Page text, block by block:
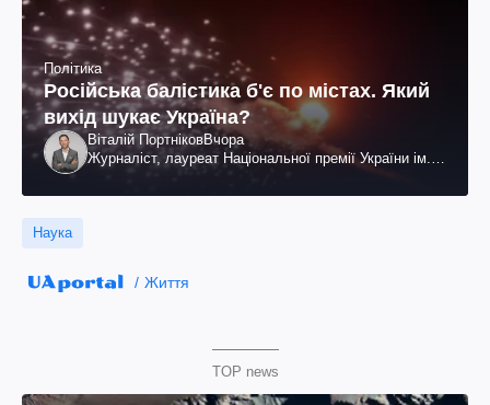
Політика
Російська балістика б'є по містах. Який
вихід шукає Україна?
Віталій ПортніковВчора
Журналіст, лауреат Національної премії України ім.
Наука
Життя
TOP news